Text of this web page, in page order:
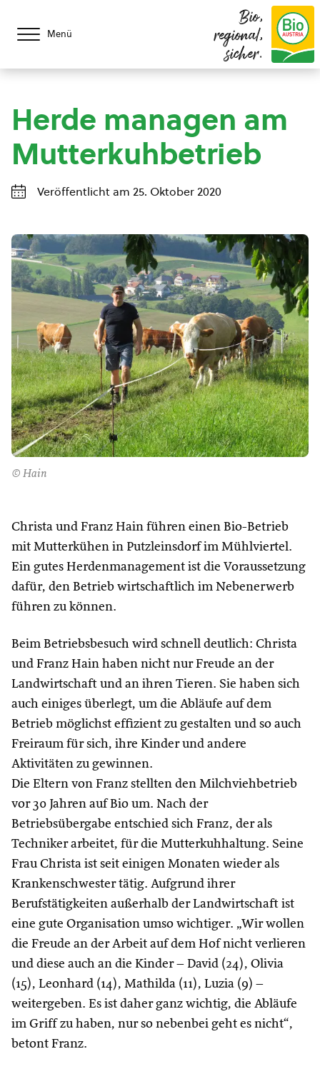
Menü
Bio,
regional,
sicher.
Herde managen am
Mutterkuhbetrieb
Veröffentlicht am 25. Oktober 2020
© Hain
Christa und Franz Hain führen einen Bio-Betrieb
mit Mutterkühen in Putzleinsdorf im Mühlviertel.
Ein gutes Herdenmanagement ist die Voraussetzung
dafür, den Betrieb wirtschaftlich im Nebenerwerb
führen zu können.
Beim Betriebsbesuch wird schnell deutlich: Christa
und Franz Hain haben nicht nur Freude an der
Landwirtschaft und an ihren Tieren. Sie haben sich
auch einiges überlegt, um die Abläufe auf dem
Betrieb möglichst effizient zu gestalten und so auch
Freiraum für sich, ihre Kinder und andere
Aktivitäten zu gewinnen.
Die Eltern von Franz stellten den Milchviehbetrieb
vor 30 Jahren auf Bio um. Nach der
Betriebsübergabe entschied sich Franz, der als
Techniker arbeitet, für die Mutterkuhhaltung. Seine
Frau Christa ist seit einigen Monaten wieder als
Krankenschwester tätig. Aufgrund ihrer
Berufstätigkeiten außerhalb der Landwirtschaft ist
eine gute Organisation umso wichtiger. „Wir wollen
die Freude an der Arbeit auf dem Hof nicht verlieren
und diese auch an die Kinder – David (24), Olivia
(15), Leonhard (14), Mathilda (11), Luzia (9) –
weitergeben. Es ist daher ganz wichtig, die Abläufe
im Griff zu haben, nur so nebenbei geht es nicht“,
betont Franz.